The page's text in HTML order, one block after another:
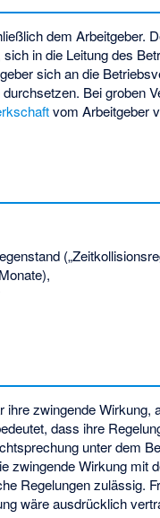
dem Arbeitgeber.
in die Leitung des
sich an die
Bei groben
vom Arbeitgeber
zwingende Wirkung,
dass ihre
unter dem
zwingende Wirkung mit
Regelungen zulässig.
wäre ausdrücklich